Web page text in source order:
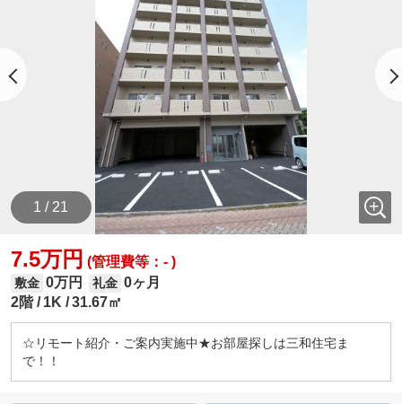
1 / 21
7.5万円 (管理費等：- )
敷金 0万円 礼金 0ヶ月
2階
1K 31.67㎡
☆リモート紹介・ご案内実施中★お部屋探しは三和住宅ま
で！！